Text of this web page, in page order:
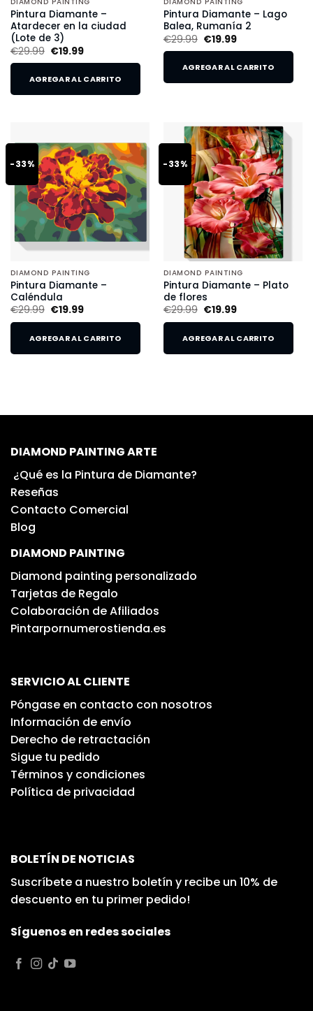
Pintura Diamante –
Atardecer en la ciudad
(Lote de 3)
€29.99 €19.99
AGREGAR AL CARRITO
Pintura Diamante – Lago
Balea, Rumanía 2
€29.99 €19.99
AGREGAR AL CARRITO
-33%
DIAMOND PAINTING
Pintura Diamante –
Caléndula
€29.99 €19.99
AGREGAR AL CARRITO
-33%
DIAMOND PAINTING
Pintura Diamante – Plato
de flores
€29.99 €19.99
AGREGAR AL CARRITO
DIAMOND PAINTING ARTE
¿Qué es la Pintura de Diamante?
Reseñas
Contacto Comercial
Blog
DIAMOND PAINTING
Diamond painting personalizado
Tarjetas de Regalo
Colaboración de Afiliados
Pintarpornumerostienda.es
SERVICIO AL CLIENTE
Póngase en contacto con nosotros
Información de envío
Derecho de retractación
Sigue tu pedido
Términos y condiciones
Política de privacidad
BOLETÍN DE NOTICIAS
Suscríbete a nuestro boletín y recibe un 10% de
descuento en tu primer pedido!
Síguenos en redes sociales